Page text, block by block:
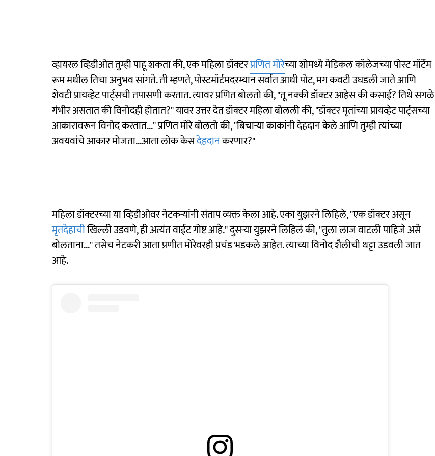
व्हायरल व्हिडीओत तुम्ही पाहू शकता की, एक महिला डॉक्टरप्रणित मोरेच्या शोमध्ये मेडिकल कॉलेजच्या पोस्ट मॉर्टेम
रूम मधील तिचा अनुभव सांगते. ती म्हणते, पोस्टमॉर्टमदरम्यान सर्वात आधी पोट, मग कवटी उघडली जाते आणि
शेवटी प्रायव्हेट पार्ट्सची तपासणी करतात. त्यावर प्रणित बोलतो की, "तू नक्की डॉक्टर आहेस की कसाई? तिथे सगळे
गंभीर असतात की विनोदही होतात?" यावर उत्तर देत डॉक्टर महिला बोलली की, "डॉक्टर मृतांच्या प्रायव्हेट पार्ट्सच्या
आकारावरून विनोद करतात..." प्रणित मोरे बोलतो की, "बिचाऱ्या काकांनी देहदान केले आणि तुम्ही त्यांच्या
अवयवांचे आकार मोजता...आता लोक केसदेहदानकरणार?"
महिला डॉक्टरच्या या व्हिडीओवर नेटकऱ्यांनी संताप व्यक्त केला आहे. एका युझरने लिहिले, "एक डॉक्टर असून
मृतदेहाचीखिल्ली उडवणे, ही अत्यंत वाईट गोष्ट आहे." दुसऱ्या युझरने लिहिलं की, "तुला लाज वाटली पाहिजे असे
बोलताना..." तसेच नेटकरी आता प्रणीत मोरेवरही प्रचंड भडकले आहेत. त्याच्या विनोद शैलीची थट्टा उडवली जात
आहे.